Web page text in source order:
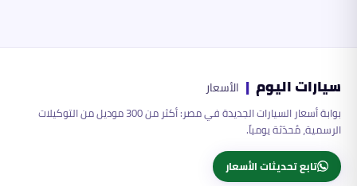
سيارات اليوم | الأسعار
بوابة أسعار السيارات الجديدة في مصر: أكثر من 300 موديل من التوكيلات
الرسمية، مُحدّثة يومياً.
تابع تحديثات الأسعار